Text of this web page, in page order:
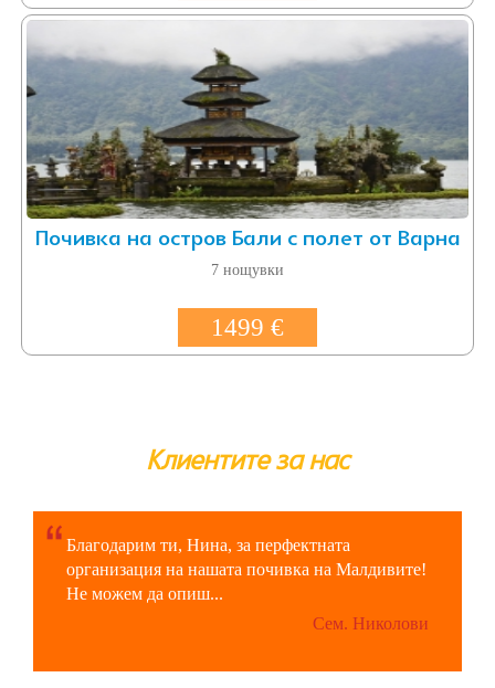
Почивка на остров Бали с полет от Варна
7 нощувки
1499 €
Клиентите за нас
Благодарим ти, Нина, за перфектната
организация на нашата почивка на Малдивите!
Не можем да опиш...
Сем. Николови